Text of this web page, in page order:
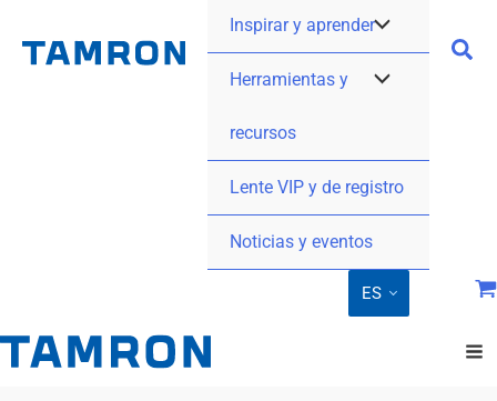
Inspirar y aprender
Herramientas y
recursos
Lente VIP y de registro
Noticias y eventos
ES